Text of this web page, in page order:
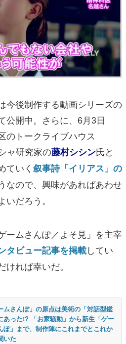
今後制作する動画シリーズの
公開中。さらに、6月3日
のトークライブハウス
ャ研究家の藤村シシン氏と
ていく 叙事詩「イリアス」の
なので、興味があればあわせ
だろう。
ームさんぽ／よそ見」を主宰
タビュー記事を掲載してい
れば幸いだ。
ムさんぽ」の原点は美術の「対話型鑑
あった!? 「お家騒動」から新生「ゲー
ぽ」まで、制作陣にこれまでとこれか
いた